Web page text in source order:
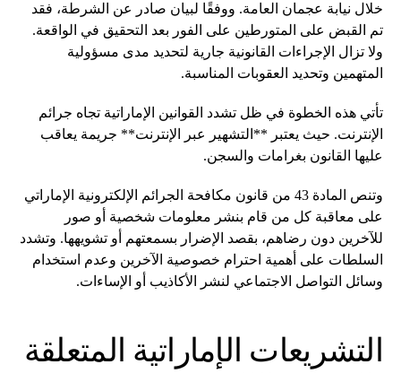
خلال نيابة عجمان العامة. ووفقًا لبيان صادر عن الشرطة، فقد
تم القبض على المتورطين على الفور بعد التحقيق في الواقعة.
ولا تزال الإجراءات القانونية جارية لتحديد مدى مسؤولية
المتهمين وتحديد العقوبات المناسبة.
تأتي هذه الخطوة في ظل تشدد القوانين الإماراتية تجاه جرائم
الإنترنت. حيث يعتبر **التشهير عبر الإنترنت** جريمة يعاقب
عليها القانون بغرامات والسجن.
وتنص المادة 43 من قانون مكافحة الجرائم الإلكترونية الإماراتي
على معاقبة كل من قام بنشر معلومات شخصية أو صور
للآخرين دون رضاهم، بقصد الإضرار بسمعتهم أو تشويهها. وتشدد
السلطات على أهمية احترام خصوصية الآخرين وعدم استخدام
وسائل التواصل الاجتماعي لنشر الأكاذيب أو الإساءات.
التشريعات الإماراتية المتعلقة